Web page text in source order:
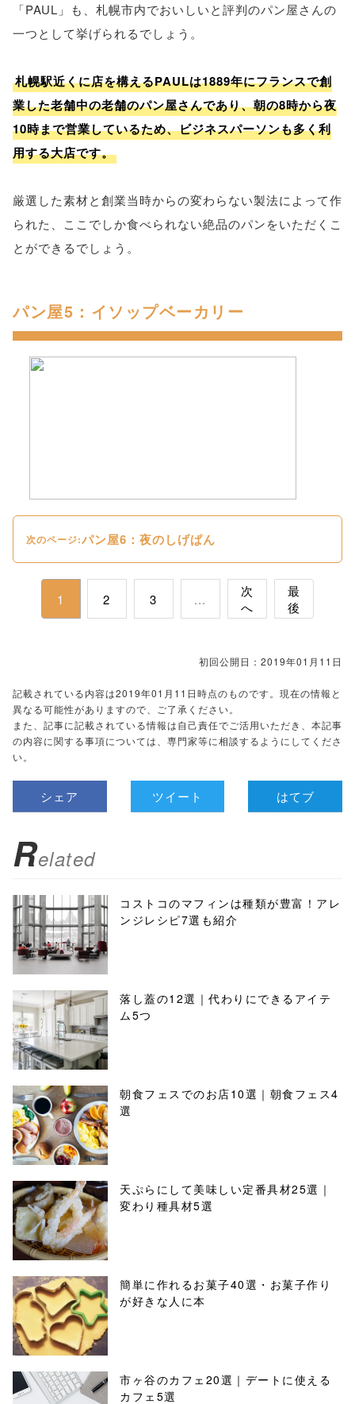
「PAUL」も、札幌市内でおいしいと評判のパン屋さんの
一つとして挙げられるでしょう。
札幌駅近くに店を構えるPAULは1889年にフランスで創
業した老舗中の老舗のパン屋さんであり、朝の8時から夜
10時まで営業しているため、ビジネスパーソンも多く利
用する大店です。
厳選した素材と創業当時からの変わらない製法によって作
られた、ここでしか食べられない絶品のパンをいただくこ
とができるでしょう。
パン屋5：イソップベーカリー
次のページ:パン屋6：夜のしげぱん
1 2 3 ...
次
へ
最
後
初回公開日：2019年01月11日
記載されている内容は2019年01月11日時点のものです。現在の情報と
異なる可能性がありますので、ご了承ください。
また、記事に記載されている情報は自己責任でご活用いただき、本記事
の内容に関する事項については、専門家等に相談するようにしてくださ
い。
シェア ツイート はてブ
Related
コストコのマフィンは種類が豊富！アレ
ンジレシピ7選も紹介
落し蓋の12選｜代わりにできるアイテ
ム5つ
朝食フェスでのお店10選｜朝食フェス4
選
天ぷらにして美味しい定番具材25選｜
変わり種具材5選
簡単に作れるお菓子40選・お菓子作り
が好きな人に本
市ヶ谷のカフェ20選｜デートに使える
カフェ5選